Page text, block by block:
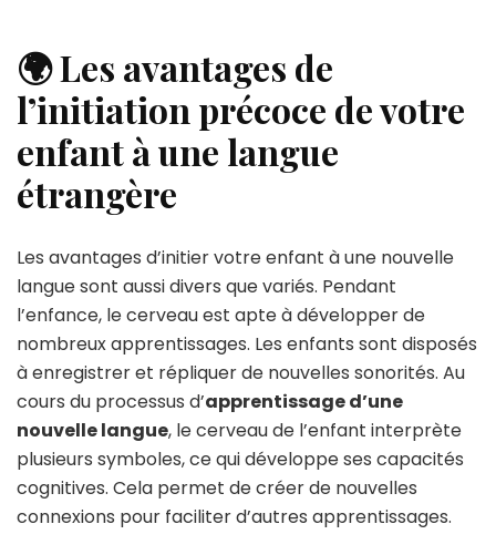
🌍 Les avantages de
l’initiation précoce de votre
enfant à une langue
étrangère
Les avantages d’initier votre enfant à une nouvelle
langue sont aussi divers que variés. Pendant
l’enfance, le cerveau est apte à développer de
nombreux apprentissages. Les enfants sont disposés
à enregistrer et répliquer de nouvelles sonorités. Au
cours du processus d’apprentissage d’une
nouvelle langue, le cerveau de l’enfant interprète
plusieurs symboles, ce qui développe ses capacités
cognitives. Cela permet de créer de nouvelles
connexions pour faciliter d’autres apprentissages.